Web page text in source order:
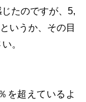
たのですが、5,
いうか、その目
。
を超えているよ